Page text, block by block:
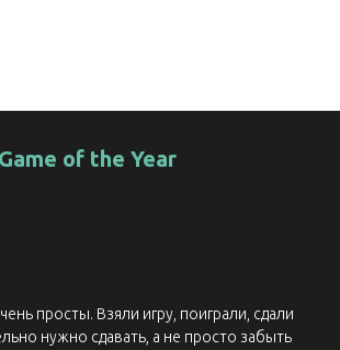
of the Year
просты. Взяли игру, поиграли, сдали
нужно сдавать, а не просто забыть